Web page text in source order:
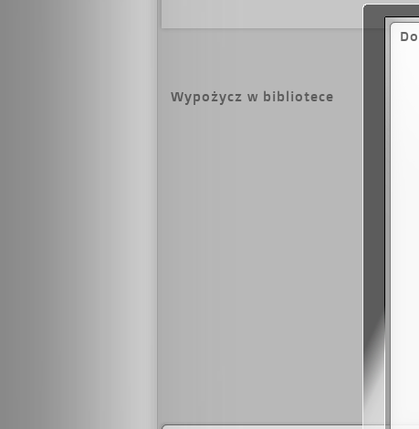
molestowania
tworzyć z nich
od których trudno
England Book za
mojej zgody"
jednej z ról
cudów", "Dziesiąty
nakład jej książek
Jodi Picoult
Wypożycz w bibliotece